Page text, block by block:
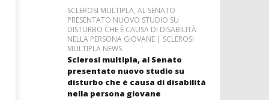
SCLEROSI MULTIPLA, AL SENATO
PRESENTATO NUOVO STUDIO SU
DISTURBO CHE È CAUSA DI DISABILITÀ
NELLA PERSONA GIOVANE | SCLEROSI
MULTIPLA NEWS
Sclerosi multipla, al Senato
presentato nuovo studio su
disturbo che è causa di disabilità
nella persona giovane